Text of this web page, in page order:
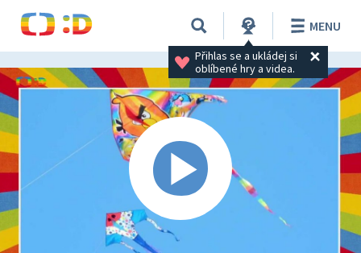
Přihlas se a ukládej si
oblíbené hry a videa.
MENU